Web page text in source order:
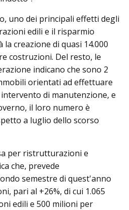
uno dei principali effetti degli
edili e il risparmio
creazione di quasi 14.000
costruzioni. Del resto, le
indicano che sono 2
orientati ad effettuare
di manutenzione, e
il loro numero è
a luglio dello scorso
per ristrutturazioni e
che, prevede
semestre di quest'anno
pari al +26%, di cui 1.065
edili e 500 milioni per